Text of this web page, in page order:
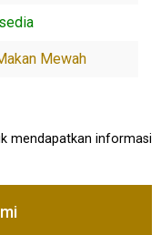
Mewah
mendapatkan informasi